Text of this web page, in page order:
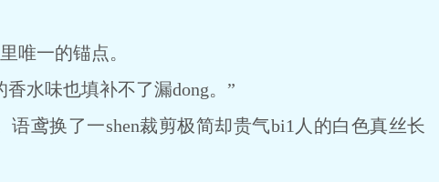
一的锚点。
水味也填补不了漏dong。”
换了一shen裁剪极简却贵气bi1人的白色真丝长